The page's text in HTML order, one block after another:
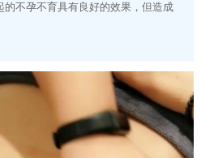
不孕不育具有良好的效果，但造成